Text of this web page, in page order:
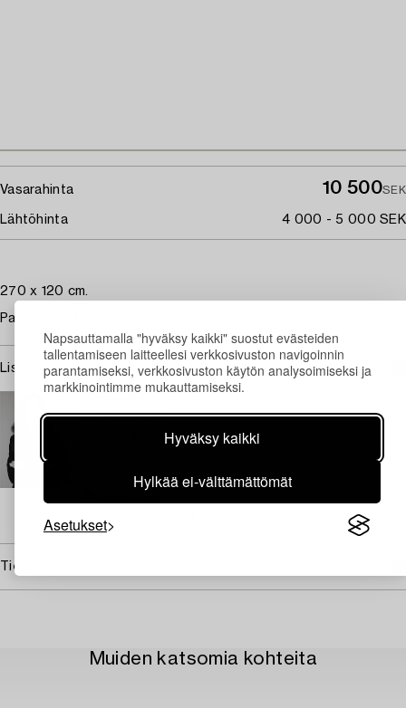
Napsauttamalla "hyväksy kaikki" suostut evästeiden
tallentamiseen laitteellesi verkkosivuston navigoinnin
parantamiseksi, verkkosivuston käytön analysoimiseksi ja
markkinointimme mukauttamiseksi.
Hyväksy kaikki
Hylkää ei-välttämättömät
Asetukset
Vasarahinta 10 500SEK
Lähtöhinta 4 000 - 5 000 SEK
270 x 120 cm.
Partly faded.
Lisätietoja ja kuntoraportit
Eva Seeman
Johtava asiantuntija, moderni ja nykyaikainen
+46 (0)708 92 19 69
Tietoa ostamisesta
Muiden katsomia kohteita